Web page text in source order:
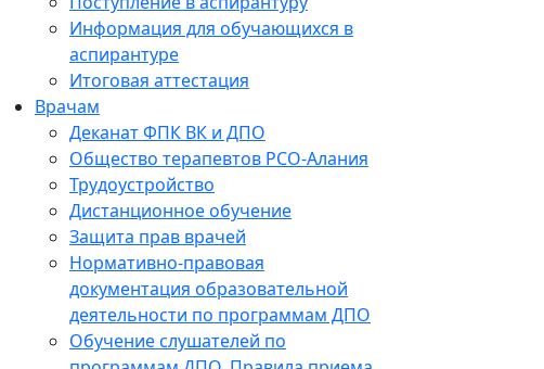
Информация для обучающихся в
аспирантуре
Итоговая аттестация
Врачам
Деканат ФПК ВК и ДПО
Общество терапевтов РСО-Алания
Трудоустройство
Дистанционное обучение
Защита прав врачей
Нормативно-правовая
документация образовательной
деятельности по программам ДПО
Обучение слушателей по